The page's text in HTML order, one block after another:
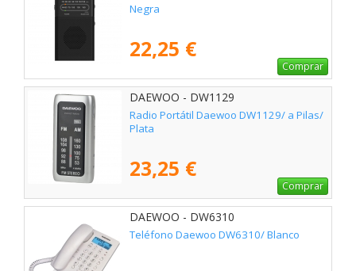
Negra
22,25 €
Comprar
DAEWOO - DW1129
Radio Portátil Daewoo DW1129/ a Pilas/
Plata
23,25 €
Comprar
DAEWOO - DW6310
Teléfono Daewoo DW6310/ Blanco